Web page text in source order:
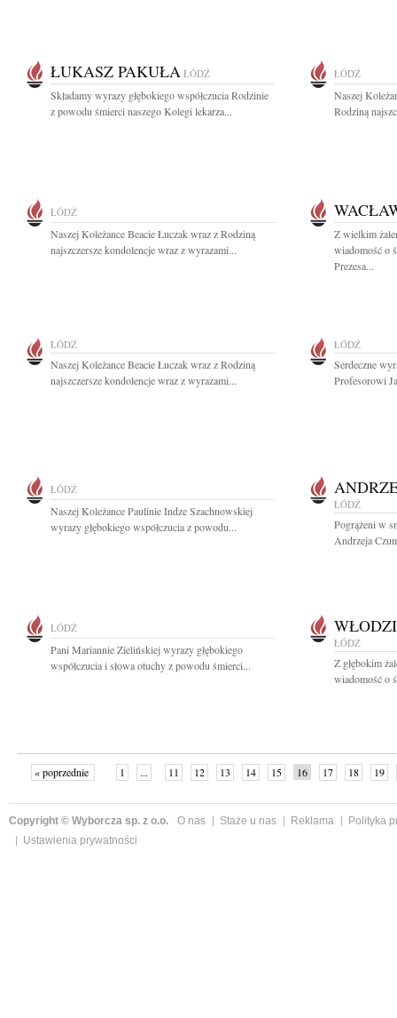
ŁUKASZ PAKUŁA ŁÓDŹ
Składamy wyrazy głębokiego współczucia Rodzinie
z powodu śmierci naszego Kolegi lekarza...
ŁÓDŹ
Naszej
Rodziną
ŁÓDŹ
Naszej Koleżance Beacie Łuczak wraz z Rodziną
najszczersze kondolencje wraz z wyrazami...
Z wielkim
wiadomość o
Prezesa...
ŁÓDŹ
Naszej Koleżance Beacie Łuczak wraz z Rodziną
najszczersze kondolencje wraz z wyrazami...
ŁÓDŹ
Serdeczne
Profesorowi
ŁÓDŹ
Naszej Koleżance Paulinie Indze Szachnowskiej
wyrazy głębokiego współczucia z powodu...
ŁÓDŹ
Pogrążeni w
Andrzeja
ŁÓDŹ
Pani Mariannie Zielińskiej wyrazy głębokiego
współczucia i słowa otuchy z powodu śmierci...
ŁÓDŹ
Z głębokim
wiadomość o
« poprzednie 1 ... 11 12 13 14 15 16 17 18
19
Copyright © Wyborcza sp. z o.o. O nas Staże u nas Reklama
Polityka
Ustawienia prywatności